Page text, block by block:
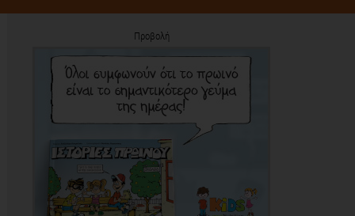
Προβολή